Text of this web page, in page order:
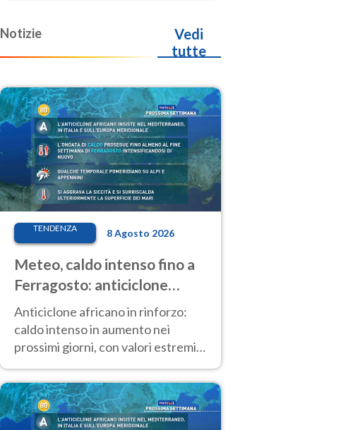
Notizie
Vedi
tutte
TENDENZA 8 Agosto 2026
Meteo, caldo intenso fino a
Ferragosto: anticiclone
africano ancora
protagonista
Anticiclone africano in rinforzo:
caldo intenso in aumento nei
prossimi giorni, con valori estremi
d’Italia